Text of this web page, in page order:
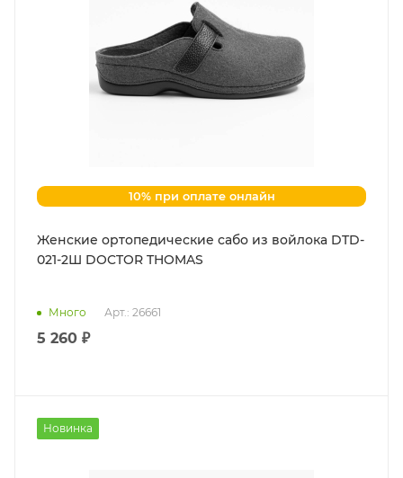
10% при оплате онлайн
Женские ортопедические сабо из войлока DTD-
021-2Ш DOCTOR THOMAS
Много Арт.: 26661
5 260 ₽
Новинка